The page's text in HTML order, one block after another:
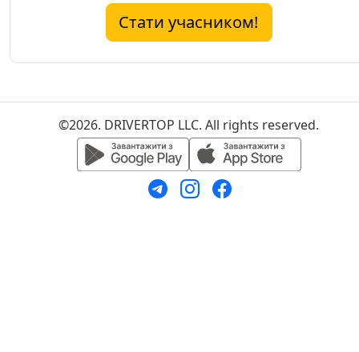
Стати учасником!
©2026. DRIVERTOP LLC. All rights reserved.